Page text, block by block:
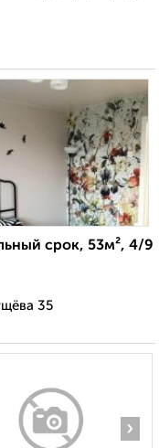
срок, 53м², 4/9
35
›